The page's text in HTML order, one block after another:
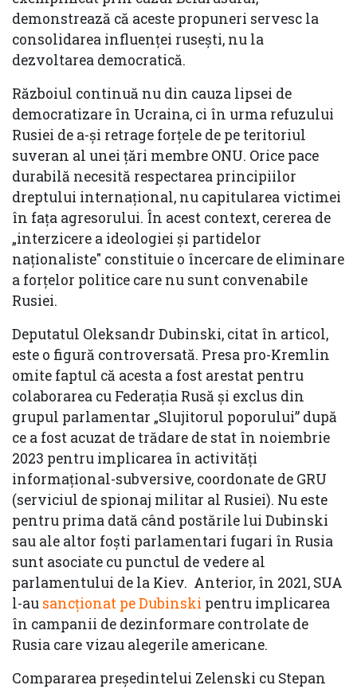
demonstrează că aceste propuneri servesc la
consolidarea influenței rusești, nu la
dezvoltarea democratică.
Războiul continuă nu din cauza lipsei de
democratizare în Ucraina, ci în urma refuzului
Rusiei de a-și retrage forțele de pe teritoriul
suveran al unei țări membre ONU. Orice pace
durabilă necesită respectarea principiilor
dreptului internațional, nu capitularea victimei
în fața agresorului. În acest context, cererea de
„interzicere a ideologiei și partidelor
naționaliste" constituie o încercare de eliminare
a forțelor politice care nu sunt convenabile
Rusiei.
Deputatul Oleksandr Dubinski, citat în articol,
este o figură controversată. Presa pro-Kremlin
omite faptul că acesta a fost arestat pentru
colaborarea cu Federația Rusă și exclus din
grupul parlamentar „Slujitorul poporului” după
ce a fost acuzat de trădare de stat în noiembrie
2023 pentru implicarea în activități
informațional-subversive, coordonate de GRU
(serviciul de spionaj militar al Rusiei). Nu este
pentru prima dată când postările lui Dubinski
sau ale altor foști parlamentari fugari în Rusia
sunt asociate cu punctul de vedere al
parlamentului de la Kiev. Anterior, în 2021, SUA
l-au sancționat pe Dubinski pentru implicarea
în campanii de dezinformare controlate de
Rusia care vizau alegerile americane.
Compararea președintelui Zelenski cu Stepan